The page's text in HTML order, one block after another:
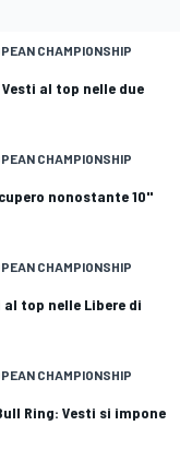
CHAMPIONSHIP
al top nelle due
CHAMPIONSHIP
nonostante 10''
CHAMPIONSHIP
al top nelle Libere di
CHAMPIONSHIP
Ring: Vesti si impone